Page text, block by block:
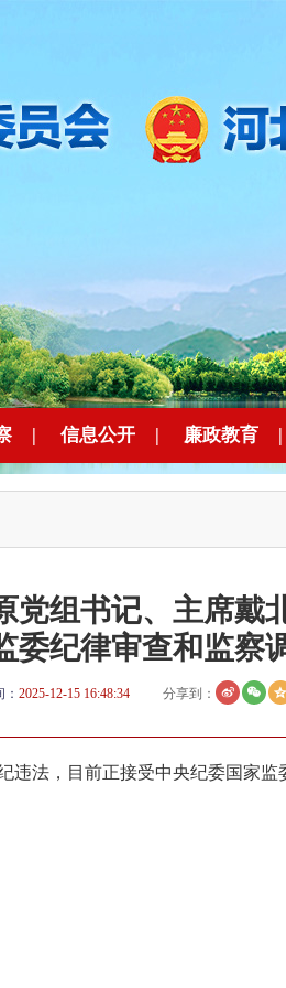
| 信息公开 | 廉政教育 |
党组书记、主席戴
委纪律审查和监察
2025-12-15 16:48:34 分享到：
法，目前正接受中央纪委国家监